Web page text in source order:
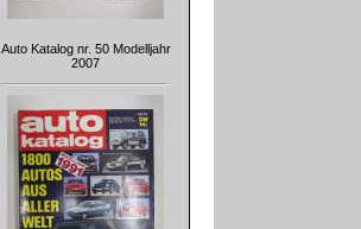
Auto Katalog nr. 50 Modelljahr
2007